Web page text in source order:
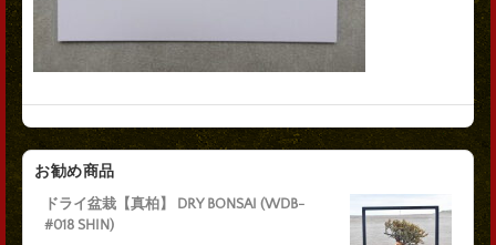
お勧め商品
ドライ盆栽【真柏】 DRY BONSAI (WDB-
#018 SHIN)